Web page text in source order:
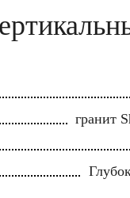
гранит